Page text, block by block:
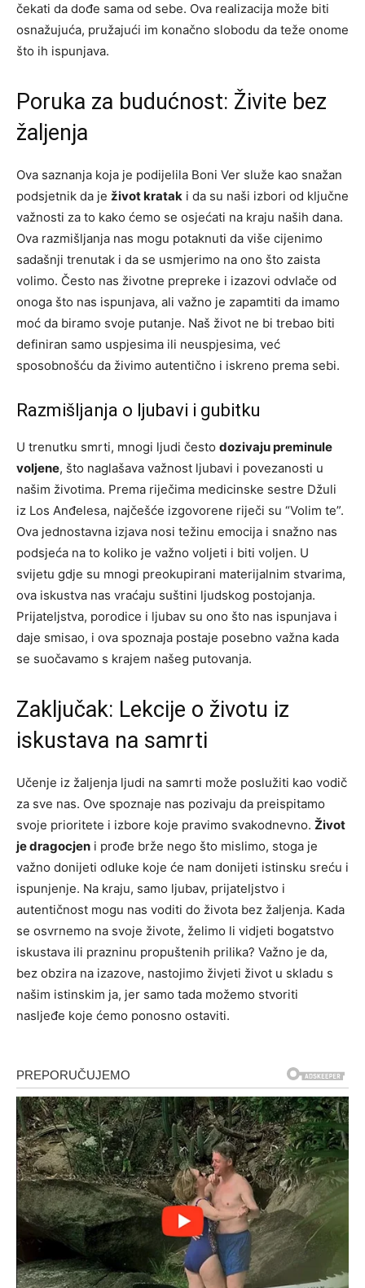
čekati da dođe sama od sebe. Ova realizacija može biti
osnažujuća, pružajući im konačno slobodu da teže onome
što ih ispunjava.
Poruka za budućnost: Živite bez
žaljenja
Ova saznanja koja je podijelila Boni Ver služe kao snažan
podsjetnik da je život kratak i da su naši izbori od ključne
važnosti za to kako ćemo se osjećati na kraju naših dana.
Ova razmišljanja nas mogu potaknuti da više cijenimo
sadašnji trenutak i da se usmjerimo na ono što zaista
volimo. Često nas životne prepreke i izazovi odvlače od
onoga što nas ispunjava, ali važno je zapamtiti da imamo
moć da biramo svoje putanje. Naš život ne bi trebao biti
definiran samo uspjesima ili neuspjesima, već
sposobnošću da živimo autentično i iskreno prema sebi.
Razmišljanja o ljubavi i gubitku
U trenutku smrti, mnogi ljudi često dozivaju preminule
voljene, što naglašava važnost ljubavi i povezanosti u
našim životima. Prema riječima medicinske sestre Džuli
iz Los Anđelesa, najčešće izgovorene riječi su “Volim te”.
Ova jednostavna izjava nosi težinu emocija i snažno nas
podsjeća na to koliko je važno voljeti i biti voljen. U
svijetu gdje su mnogi preokupirani materijalnim stvarima,
ova iskustva nas vraćaju suštini ljudskog postojanja.
Prijateljstva, porodice i ljubav su ono što nas ispunjava i
daje smisao, i ova spoznaja postaje posebno važna kada
se suočavamo s krajem našeg putovanja.
Zaključak: Lekcije o životu iz
iskustava na samrti
Učenje iz žaljenja ljudi na samrti može poslužiti kao vodič
za sve nas. Ove spoznaje nas pozivaju da preispitamo
svoje prioritete i izbore koje pravimo svakodnevno. Život
je dragocjen i prođe brže nego što mislimo, stoga je
važno donijeti odluke koje će nam donijeti istinsku sreću i
ispunjenje. Na kraju, samo ljubav, prijateljstvo i
autentičnost mogu nas voditi do života bez žaljenja. Kada
se osvrnemo na svoje živote, želimo li vidjeti bogatstvo
iskustava ili prazninu propuštenih prilika? Važno je da,
bez obzira na izazove, nastojimo živjeti život u skladu s
našim istinskim ja, jer samo tada možemo stvoriti
nasljeđe koje ćemo ponosno ostaviti.